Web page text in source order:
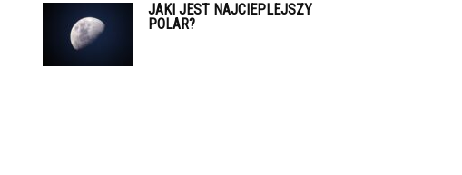
JAKI JEST NAJCIEPLEJSZY
POLAR?